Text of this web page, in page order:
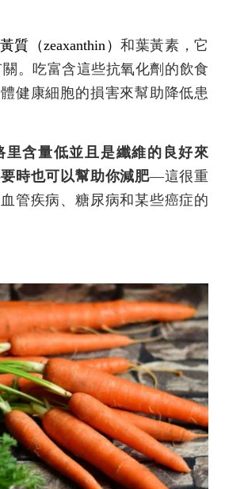
質（zeaxanthin）和葉黃素，它
。吃富含這些抗氧化劑的飲食
健康細胞的損害來幫助降低患
里含量低並且是纖維的良好來
時也可以幫助你減肥—這很重
管疾病、糖尿病和某些癌症的